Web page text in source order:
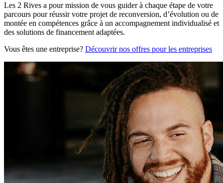
Les 2 Rives a pour mission de vous guider à chaque étape de votre
parcours pour réussir votre projet de reconversion, d’évolution ou de
montée en compétences grâce à un accompagnement individualisé et
des solutions de financement adaptées.
Vous êtes une entreprise? Découvrir nos offres pour les entreprises